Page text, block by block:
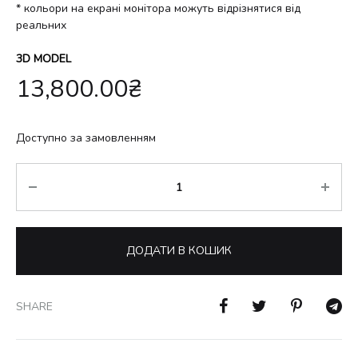
* кольори на екрані монітора можуть відрізнятися від
реальних
3D MODEL
13,800.00₴
Доступно за замовленням
ДОДАТИ В КОШИК
SHARE